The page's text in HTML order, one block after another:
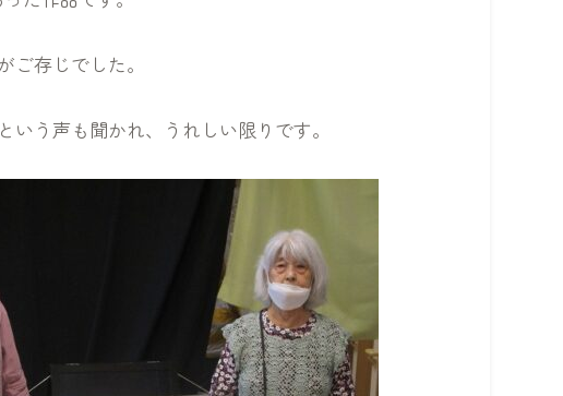
存じでした。
う声も聞かれ、うれしい限りです。